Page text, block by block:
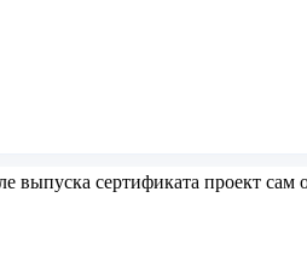
сертификата проект сам